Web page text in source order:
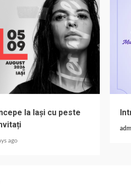
la Iași cu peste
ago